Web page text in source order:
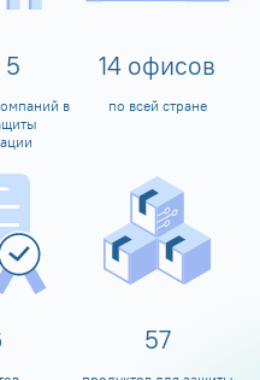
5
в
14 офисов
по всей стране
60